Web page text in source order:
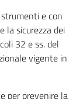
e con
la sicurezza dei
32 e ss. del
vigente in
per prevenire la